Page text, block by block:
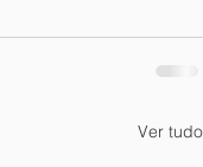
Ver tudo